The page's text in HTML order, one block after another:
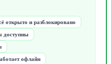
открыто и разблокировано
доступны
офлайн